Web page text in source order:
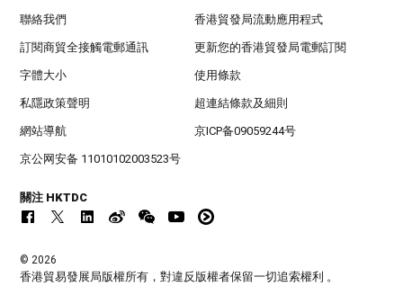
聯絡我們 香港貿發局流動應用程式
訂閱商貿全接觸電郵通訊 更新您的香港貿發局電郵訂閱
字體大小 使用條款
私隱政策聲明 超連結條款及細則
網站導航 京ICP备09059244号
京公网安备 11010102003523号
關注 HKTDC
© 2026
香港貿易發展局版權所有，對違反版權者保留一切追索權利 。